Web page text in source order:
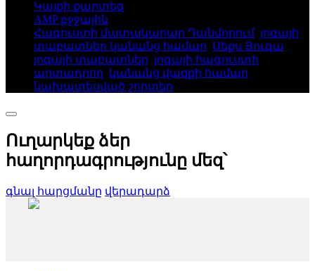
Կայքի քարտեզ
AMP բջջային
Հագուստի մատակարար Դանմորում, յոգայի
տաբատներ կանանց համար Սեքս Յուգա
յոգայի տաբատներ յոգայի հագուստի
արտադրող կանանց վազքի համար
նախատեսված շորտեր
Ուղարկեք ձեր
հաղորդագրությունը մեզ՝
գնալ հարցմանը վերադարձ